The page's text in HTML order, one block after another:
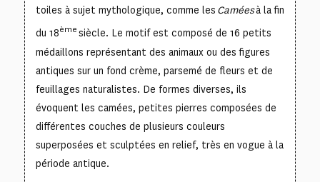
toiles à sujet mythologique, comme les Caméesà la fin
du 18èmesiècle. Le motif est composé de 16 petits
médaillons représentant des animaux ou des figures
antiques sur un fond crème, parsemé de fleurs et de
feuillages naturalistes. De formes diverses, ils
évoquent les camées, petites pierres composées de
différentes couches de plusieurs couleurs
superposées et sculptées en relief, très en vogue à la
période antique.